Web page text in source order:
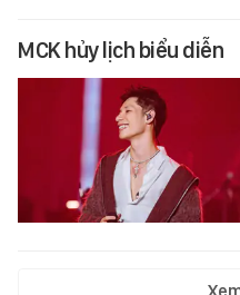
MCK hủy lịch biểu diễn